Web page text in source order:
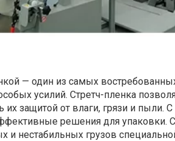
— один из самых
усилий. Стретч-пленка
их защитой от влаги, грязи и пыли.
решения для упаковки.
и нестабильных грузов